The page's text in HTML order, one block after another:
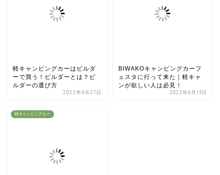
軽キャンピングカーはビルダ
ーで買う！ビルダーとは？ビ
ルダーの選び方
2022年4月27日
BIWAKOキャンピングカーフ
ェスタに行って来た｜軽キャ
ンが欲しい人は必見！
2022年6月13日
軽キャンピングカー